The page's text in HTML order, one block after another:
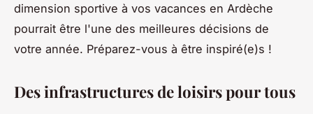
dimension sportive à vos vacances en Ardèche
pourrait être l'une des meilleures décisions de
votre année. Préparez-vous à être inspiré(e)s !
Des infrastructures de loisirs pour tous